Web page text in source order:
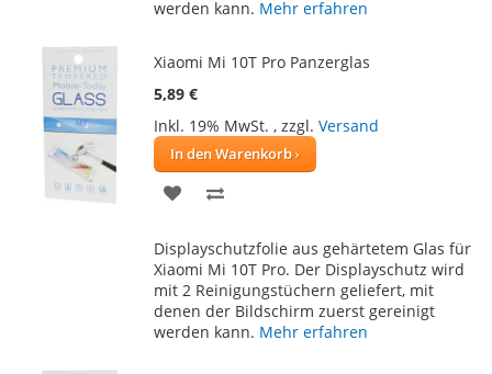
werden kann. Mehr erfahren
Xiaomi Mi 10T Pro Panzerglas
5,89 €
Inkl. 19% MwSt. , zzgl. Versand
In den Warenkorb
ZUR
HINZUFÜGEN
HINZUFÜGEN
Displayschutzfolie aus gehärtetem Glas für
Xiaomi Mi 10T Pro. Der Displayschutz wird
mit 2 Reinigungstüchern geliefert, mit
denen der Bildschirm zuerst gereinigt
werden kann. Mehr erfahren